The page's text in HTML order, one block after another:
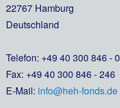
22767 Hamburg
Deutschland
Telefon: +49 40 300 846 - 0
Fax: +49 40 300 846 - 246
E-Mail: info@heh-fonds.de